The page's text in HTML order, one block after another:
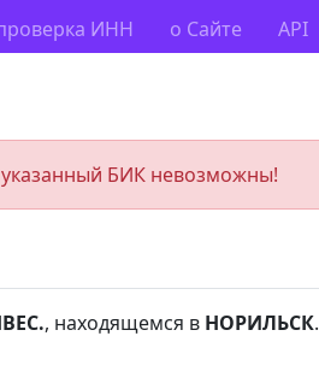
ИНН о Сайте API
БИК невозможны!
, находящемся в НОРИЛЬСК.